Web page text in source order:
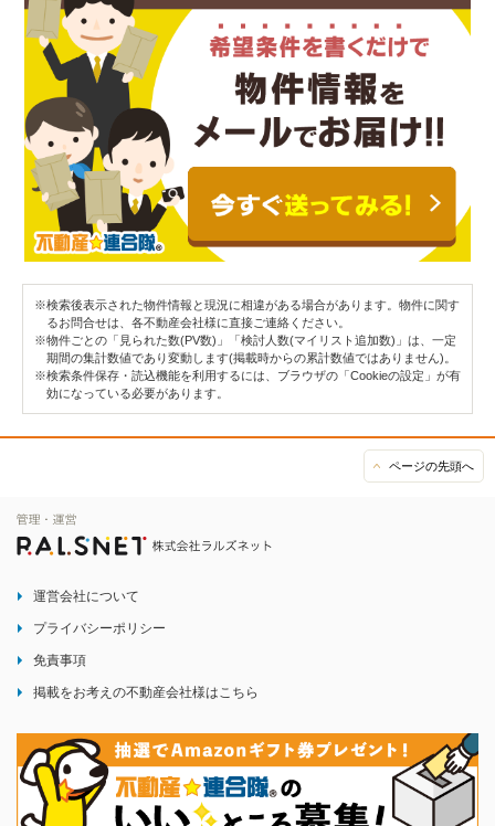
※検索後表示された物件情報と現況に相違がある場合があります。物件に関す
るお問合せは、各不動産会社様に直接ご連絡ください。
※物件ごとの「見られた数(PV数)」「検討人数(マイリスト追加数)」は、一定
期間の集計数値であり変動します(掲載時からの累計数値ではありません)。
※検索条件保存・読込機能を利用するには、ブラウザの「Cookieの設定」が有
効になっている必要があります。
ページの先頭へ
運営会社について
プライバシーポリシー
免責事項
掲載をお考えの不動産会社様はこちら